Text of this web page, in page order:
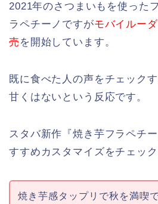
2021年のさつまいもを使った
ラペチーノですがモバイルー
売 を開始しています。
既に食べた人の声をチェック
甘くはないという反応です。
スタバ新作『焼き芋フラペチ
すすめカスタマイズをチェッ
焼き芋感タップリで秋を満喫